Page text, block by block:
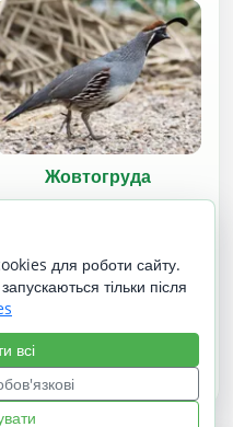
Жовтогруда
Біла бурулька
для роботи сайту.
тільки після
всі